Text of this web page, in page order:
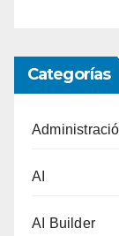
Categorías
AI
AI Builder